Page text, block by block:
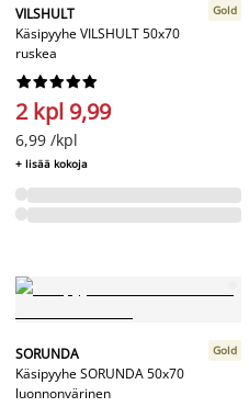
VILSHULT
Käsipyyhe VILSHULT 50x70
ruskea
Gold






2 kpl 9,99
6,99 /kpl
+ lisää kokoja
SORUNDA
Käsipyyhe SORUNDA 50x70
luonnonvärinen
Gold